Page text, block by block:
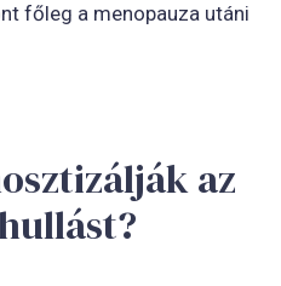
főleg a menopauza utáni
az